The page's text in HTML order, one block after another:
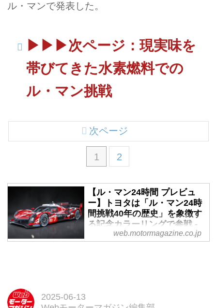
ル・マンで発表した。
▶︎▶︎▶︎次ページ：現実味を
帯びてきた水素燃料での
ル・マン挑戦
1 2
次ページ
【ル・マン24時間 プレビュ
ー】トヨタは「ル・マン24時
間挑戦40年の歴史」を象徴す
る記念カラーリングで参戦 -
Webモーターマガジン
で行われる。今年のル・マン24時
web.motormagazine.co.jp
2025-06-13